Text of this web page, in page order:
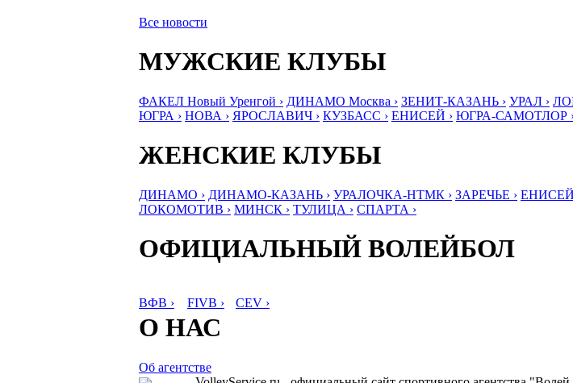
Все новости
МУЖСКИЕ КЛУБЫ
ФАКЕЛ Новый Уренгой › ДИНАМО Москва › ЗЕНИТ-КАЗАНЬ › УРАЛ ›
ЮГРА › НОВА › ЯРОСЛАВИЧ › КУЗБАСС › ЕНИСЕЙ › ЮГРА-САМОТЛОР
ЖЕНСКИЕ КЛУБЫ
ДИНАМО › ДИНАМО-КАЗАНЬ › УРАЛОЧКА-НТМК › ЗАРЕЧЬЕ › ЕНИСЕЙ
ЛОКОМОТИВ › МИНСК › ТУЛИЦА › СПАРТА ›
ОФИЦИАЛЬНЫЙ ВОЛЕЙБОЛ
ВФВ › FIVB › CEV ›
О НАС
Об агентстве